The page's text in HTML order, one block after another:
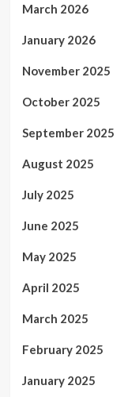
March 2026
January 2026
November 2025
October 2025
September 2025
August 2025
July 2025
June 2025
May 2025
April 2025
March 2025
February 2025
January 2025